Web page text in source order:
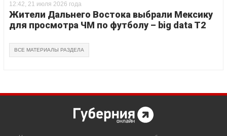
12:42, 21 июля 2026 года
Жители Дальнего Востока выбрали Мексику
для просмотра ЧМ по футболу – big data T2
ВСЕ МАТЕРИАЛЫ РАЗДЕЛА